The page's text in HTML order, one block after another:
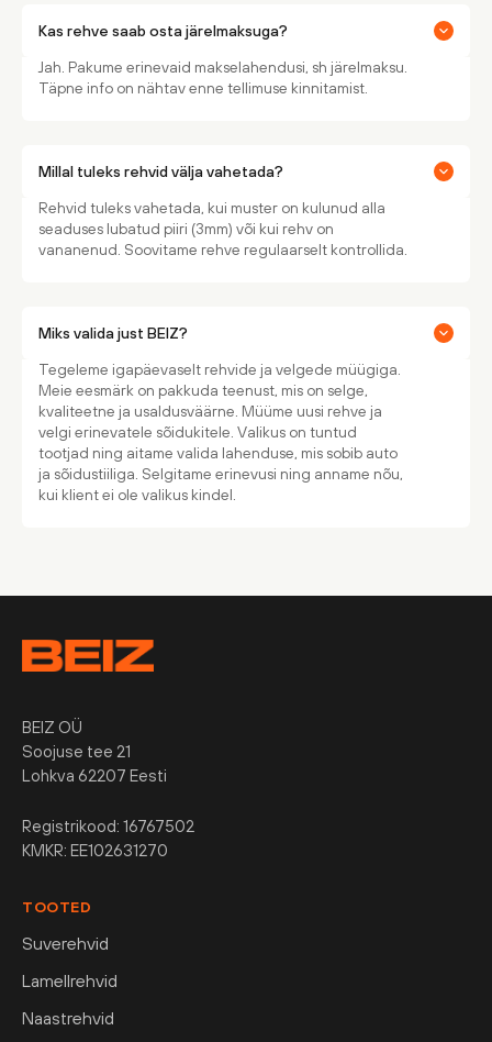
Kas rehve saab osta järelmaksuga?
Jah. Pakume erinevaid makselahendusi, sh järelmaksu.
Täpne info on nähtav enne tellimuse kinnitamist.
Millal tuleks rehvid välja vahetada?
Rehvid tuleks vahetada, kui muster on kulunud alla
seaduses lubatud piiri (3mm) või kui rehv on
vananenud. Soovitame rehve regulaarselt kontrollida.
Miks valida just BEIZ?
Tegeleme igapäevaselt rehvide ja velgede müügiga.
Meie eesmärk on pakkuda teenust, mis on selge,
kvaliteetne ja usaldusväärne. Müüme uusi rehve ja
velgi erinevatele sõidukitele. Valikus on tuntud
tootjad ning aitame valida lahenduse, mis sobib auto
ja sõidustiiliga. Selgitame erinevusi ning anname nõu,
kui klient ei ole valikus kindel.
BEIZ OÜ
Soojuse tee 21
Lohkva 62207 Eesti
Registrikood: 16767502
KMKR: EE102631270
TOOTED
Suverehvid
Lamellrehvid
Naastrehvid